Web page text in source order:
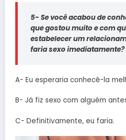
5- Se você acabou de
que gostou muito e com
estabelecer um
faria sexo imediatamente?
A- Eu esperaria conhecê-la
B- Já fiz sexo com alguém
C- Definitivamente, eu faria.